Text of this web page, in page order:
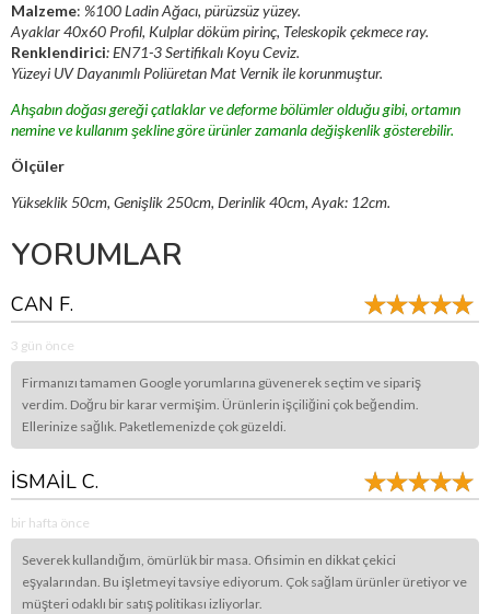
Malzeme: %100 Ladin Ağacı, pürüzsüz yüzey.
Ayaklar 40x60 Profil, Kulplar döküm pirinç, Teleskopik çekmece ray.
Renklendirici: EN71-3 Sertifikalı Koyu Ceviz.
Yüzeyi UV Dayanımlı Poliüretan Mat Vernik ile korunmuştur.
Ahşabın doğası gereği çatlaklar ve deforme bölümler olduğu gibi, ortamın
nemine ve kullanım şekline göre ürünler zamanla değişkenlik gösterebilir.
Ölçüler
Yükseklik 50cm, Genişlik 250cm, Derinlik 40cm, Ayak: 12cm.
YORUMLAR
CAN F.
3 gün önce
Firmanızı tamamen Google yorumlarına güvenerek seçtim ve sipariş
verdim. Doğru bir karar vermişim. Ürünlerin işçiliğini çok beğendim.
Ellerinize sağlık. Paketlemenizde çok güzeldi.
İSMAİL C.
bir hafta önce
Severek kullandığım, ömürlük bir masa. Ofisimin en dikkat çekici
eşyalarından. Bu işletmeyi tavsiye ediyorum. Çok sağlam ürünler üretiyor ve
müşteri odaklı bir satış politikası izliyorlar.